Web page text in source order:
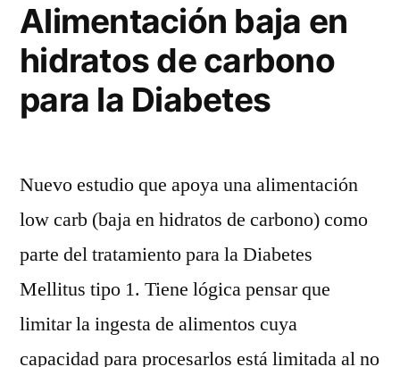
Alimentación baja en
hidratos de carbono
para la Diabetes
Nuevo estudio que apoya una alimentación
low carb (baja en hidratos de carbono) como
parte del tratamiento para la Diabetes
Mellitus tipo 1. Tiene lógica pensar que
limitar la ingesta de alimentos cuya
capacidad para procesarlos está limitada al no